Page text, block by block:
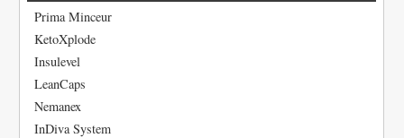
Prima Minceur
KetoXplode
Insulevel
LeanCaps
Nemanex
InDiva System